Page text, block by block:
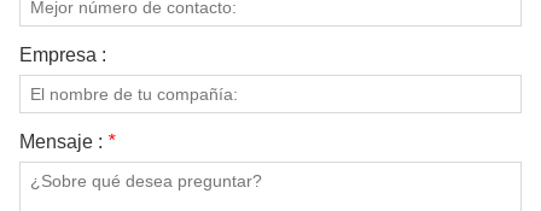
Empresa :
Mensaje : *